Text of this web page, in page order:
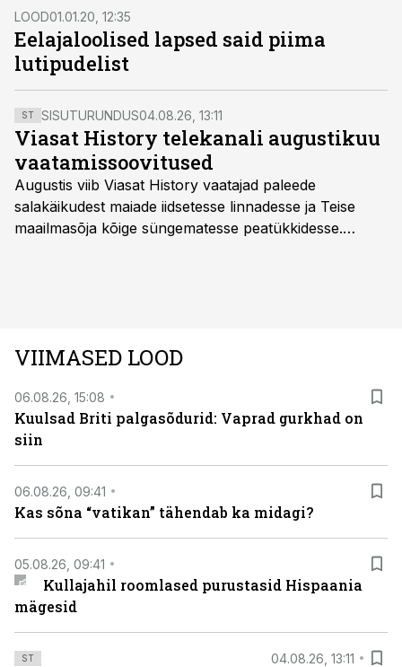
LOOD01.01.20, 12:35
Eelajaloolised lapsed said piima
lutipudelist
ST SISUTURUNDUS04.08.26, 13:11
Viasat History telekanali augustikuu
vaatamissoovitused
Augustis viib Viasat History vaatajad paleede
salakäikudest maiade iidsetesse linnadesse ja Teise
maailmasõja kõige süngematesse peatükkidesse.
viasathistory.eu/ee
VIIMASED LOOD
06.08.26, 15:08
Kuulsad Briti palgasõdurid: Vaprad gurkhad on
siin
06.08.26, 09:41
Kas sõna “vatikan” tähendab ka midagi?
05.08.26, 09:41
Kullajahil roomlased purustasid Hispaania
mägesid
ST 04.08.26, 13:11